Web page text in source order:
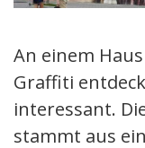
An einem
Graffiti
interessant.
stammt aus